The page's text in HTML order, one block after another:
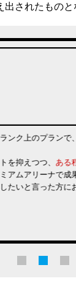
出されたものと
ランで、継続的に
、ある程度の高額
ーナで成果を出し
った方におすすめと